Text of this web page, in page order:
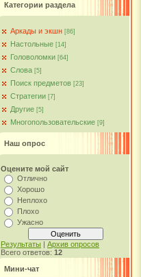
Категории раздела
Аркады и экшн [86]
Настольные [14]
Головоломки [64]
Слова [5]
Поиск предметов [23]
Стратегии [7]
Другие [5]
Многопользовательские [9]
Наш опрос
Оцените мой сайт
Отлично
Хорошо
Неплохо
Плохо
Ужасно
Результаты | Архив опросов
Всего ответов: 12
Мини-чат